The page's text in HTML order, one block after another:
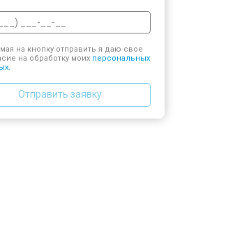
на кнопку отправить я даю свое
на обработку моих персональных
Отправить заявку